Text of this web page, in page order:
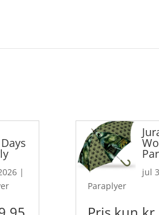
|
jul
Paraplyer